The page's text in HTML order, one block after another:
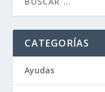
CATEGORÍAS
Ayudas